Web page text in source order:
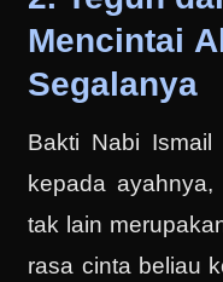
Mencintai
Segalanya
Bakti Nabi Ismail
kepada
tak lain
rasa cinta beliau